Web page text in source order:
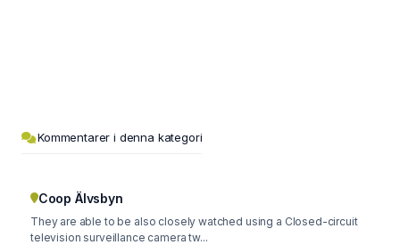
Kommentarer i denna kategori
Coop Älvsbyn
They are able to be also closely watched using a Closed-circuit
television surveillance camera tw...